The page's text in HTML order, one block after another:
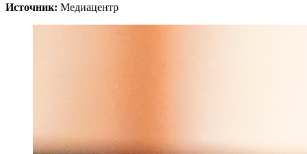
Источник: Медиацентр